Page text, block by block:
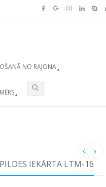
NO RAJONA
IEKĀRTA LTM-16